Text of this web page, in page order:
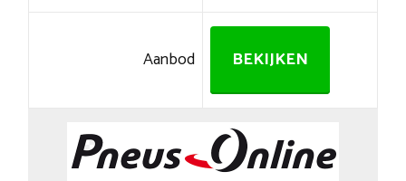
Aanbod BEKIJKEN